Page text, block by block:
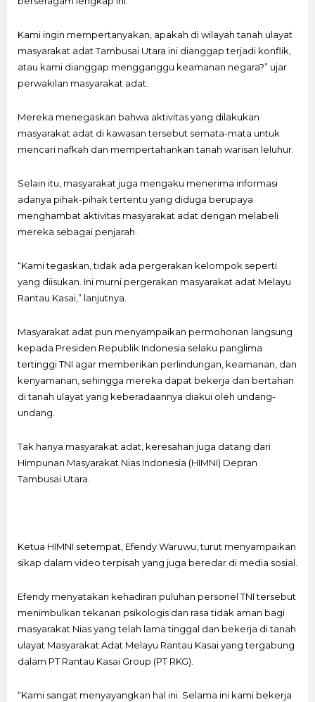
Kami ingin mempertanyakan, apakah di wilayah tanah ulayat
masyarakat adat Tambusai Utara ini dianggap terjadi konflik,
atau kami dianggap mengganggu keamanan negara?” ujar
perwakilan masyarakat adat.
Mereka menegaskan bahwa aktivitas yang dilakukan
masyarakat adat di kawasan tersebut semata-mata untuk
mencari nafkah dan mempertahankan tanah warisan leluhur.
Selain itu, masyarakat juga mengaku menerima informasi
adanya pihak-pihak tertentu yang diduga berupaya
menghambat aktivitas masyarakat adat dengan melabeli
mereka sebagai penjarah.
“Kami tegaskan, tidak ada pergerakan kelompok seperti
yang diisukan. Ini murni pergerakan masyarakat adat Melayu
Rantau Kasai,” lanjutnya.
Masyarakat adat pun menyampaikan permohonan langsung
kepada Presiden Republik Indonesia selaku panglima
tertinggi TNI agar memberikan perlindungan, keamanan, dan
kenyamanan, sehingga mereka dapat bekerja dan bertahan
di tanah ulayat yang keberadaannya diakui oleh undang-
undang.
Tak hanya masyarakat adat, keresahan juga datang dari
Himpunan Masyarakat Nias Indonesia (HIMNI) Depran
Tambusai Utara.
Ketua HIMNI setempat, Efendy Waruwu, turut menyampaikan
sikap dalam video terpisah yang juga beredar di media sosial.
Efendy menyatakan kehadiran puluhan personel TNI tersebut
menimbulkan tekanan psikologis dan rasa tidak aman bagi
masyarakat Nias yang telah lama tinggal dan bekerja di tanah
ulayat Masyarakat Adat Melayu Rantau Kasai yang tergabung
dalam PT Rantau Kasai Group (PT RKG).
“Kami sangat menyayangkan hal ini. Selama ini kami bekerja